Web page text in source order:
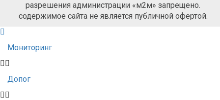
разрешения администрации «м2м» запрещено.
содержимое сайта не является публичной офертой.
Мониторинг
Допог